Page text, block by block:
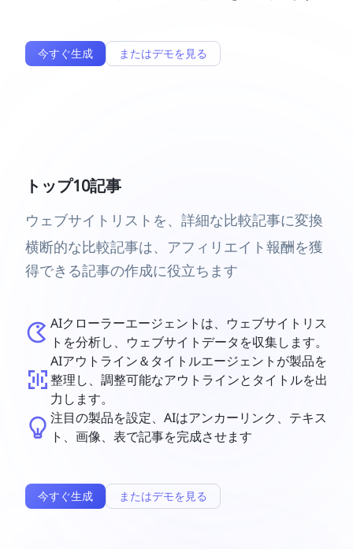
今すぐ生成 またはデモを見る
トップ10記事
ウェブサイトリストを、詳細な比較記事に変換
横断的な比較記事は、アフィリエイト報酬を獲
得できる記事の作成に役立ちます
AIクローラーエージェントは、ウェブサイトリス
トを分析し、ウェブサイトデータを収集します。
AIアウトライン＆タイトルエージェントが製品を
整理し、調整可能なアウトラインとタイトルを出
力します。
注目の製品を設定、AIはアンカーリンク、テキス
ト、画像、表で記事を完成させます
今すぐ生成 またはデモを見る